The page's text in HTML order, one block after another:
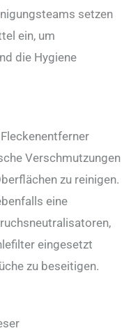
setzen
ein, um
die Hygiene
Verschmutzungen
zu reinigen.
eine
eingesetzt
zu beseitigen.